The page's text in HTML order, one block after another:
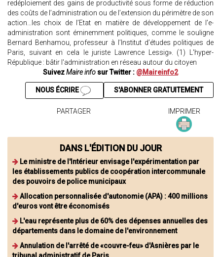
redéploiement des gains de productivité sous forme de réduction
des coûts de l’administration ou de l’extension du périmètre de son
action…les choix de l’Etat en matière de développement de l’e-
administration sont éminemment politiques, comme le souligne
Bernard Benhamou, professeur à l’Institut d’études politiques de
Paris, suivant en cela le juriste Lawrence Lessig». (1) L'hyper-
République : bâtir l'administration en réseau autour du citoyen
SuivezMaire info sur Twitter : @Maireinfo2
S'ABONNER GRATUITEMENT
NOUS ÉCRIRE
PARTAGER IMPRIMER
DANS L'ÉDITION DU JOUR
Le ministre de l'Intérieur envisage l'expérimentation par
les établissements publics de coopération intercommunale
des pouvoirs de police municipaux
Allocation personnalisée d'autonomie (APA) : 400 millions
d'euros vont être économisés
L'eau représente plus de 60% des dépenses annuelles des
départements dans le domaine de l'environnement
Annulation de l'arrêté de «couvre-feu» d'Asnières par le
tribunal administratif de Paris